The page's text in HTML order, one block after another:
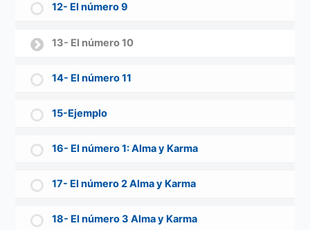
12- El número 9
13- El número 10
14- El número 11
15-Ejemplo
16- El número 1: Alma y Karma
17- El número 2 Alma y Karma
18- El número 3 Alma y Karma